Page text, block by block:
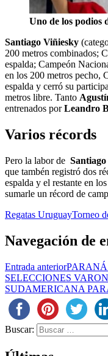
Uno de los podios
Santiago Viñiesky
200 metros combinados;
espalda; Campeón
en los 200 metros pecho,
espalda y cerró su
metros libre. Tanto
entrenados porLeandro
Varios récords
Pero la labor de Santiago
que tambén registró dos
espalda y el restante en
sumarle un récord de
Regatas UruguayTorneo
Navegación de
Entrada anteriorPARANÁ
SELECCIONES
SUDAMERICANA
Buscar: